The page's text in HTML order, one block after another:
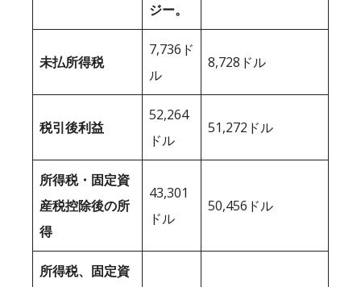
ジー。
未払所得税
7,736ド
ル
8,728ドル
税引後利益
52,264
ドル
51,272ドル
所得税・固定資
産税控除後の所
得
43,301
ドル
50,456ドル
所得税、固定資